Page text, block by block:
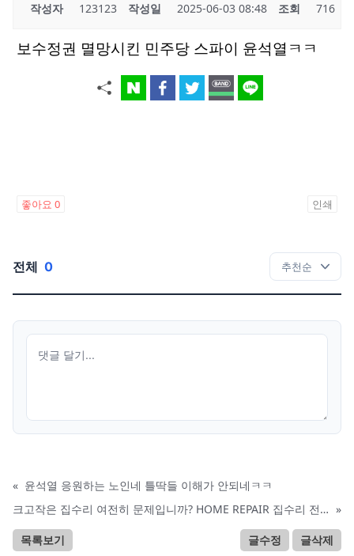
작성자 123123 작성일 2025-06-03 08:48 조회 716
보수정권 멸망시킨 민주당 스파이 윤석열ㅋㅋ
좋아요 0 인쇄
전체 0
« 윤석열 응원하는 노인네 틀딱들 이해가 안되네ㅋㅋ
크고작은 집수리 여전히 문제입니까? HOME REPAIR 집수리 전문 »
목록보기 글수정 글삭제